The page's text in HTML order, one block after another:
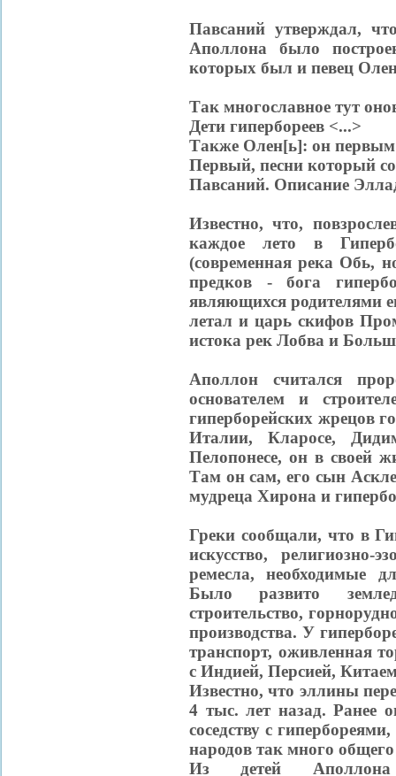
Павсаний утверждал,
Аполлона было
которых был и певец
Так многославное тут
Дети гипербореев <...>
Также Олен[ь]: он
Первый, песни который
Павсаний. Описание
Известно, что,
каждое лето в
(современная река Обь,
предков - бога
являющихся родителями
летал и царь скифов
истока рек Лобва и
Аполлон считался
основателем и
гиперборейских жрецов
Италии, Кларосе,
Пелопонесе, он в своей
Там он сам, его сын
мудреца Хирона и
Греки сообщали, что в
искусство, религиозно-
ремесла, необходимые
Было развито
строительство,
производства. У
транспорт, оживленная
с Индией, Персией,
Известно, что эллины
4 тыс. лет назад. Ранее
соседству с
народов так много
Из детей Аполлона